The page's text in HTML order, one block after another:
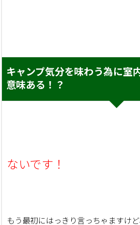
キャンプ気分を味わう為に室
意味ある！？
ないです！
もう最初にはっきり言っちゃますけ